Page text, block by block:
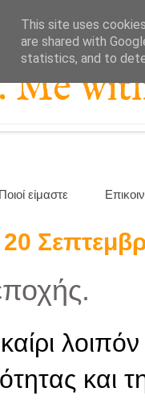
Me
Ποιοί είμαστε
και
This site uses
are shared with
statistics, and to